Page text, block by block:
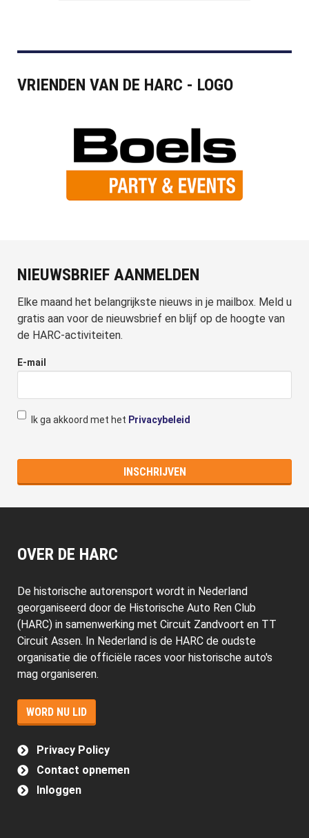
VRIENDEN VAN DE HARC - LOGO
NIEUWSBRIEF AANMELDEN
Elke maand het belangrijkste nieuws in je mailbox. Meld u
gratis aan voor de nieuwsbrief en blijf op de hoogte van
de HARC-activiteiten.
E-mail
Ik ga akkoord met het Privacybeleid
OVER DE HARC
De historische autorensport wordt in Nederland
georganiseerd door de Historische Auto Ren Club
(HARC) in samenwerking met Circuit Zandvoort en TT
Circuit Assen. In Nederland is de HARC de oudste
organisatie die officiële races voor historische auto's
mag organiseren.
WORD NU LID
Privacy Policy
Contact opnemen
Inloggen